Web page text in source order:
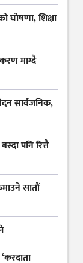
घोषणा, शिक्षा
माग्दै
सार्वजनिक,
पनि रित्तै
सातौं